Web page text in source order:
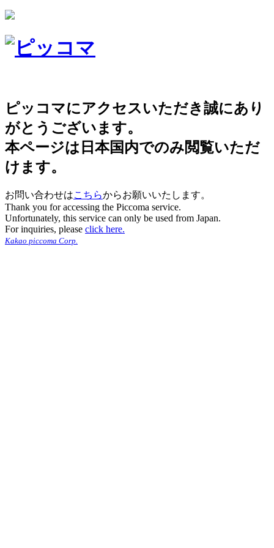
ピッコマにアクセスいただき誠にあり
がとうございます。
本ページは日本国内でのみ閲覧いただ
けます。
お問い合わせはこちらからお願いいたします。
Thank you for accessing the Piccoma service.
Unfortunately, this service can only be used from Japan.
For inquiries, please click here.
Kakao piccoma Corp.